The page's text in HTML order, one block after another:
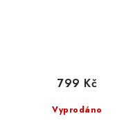
Vyprodáno
799 Kč